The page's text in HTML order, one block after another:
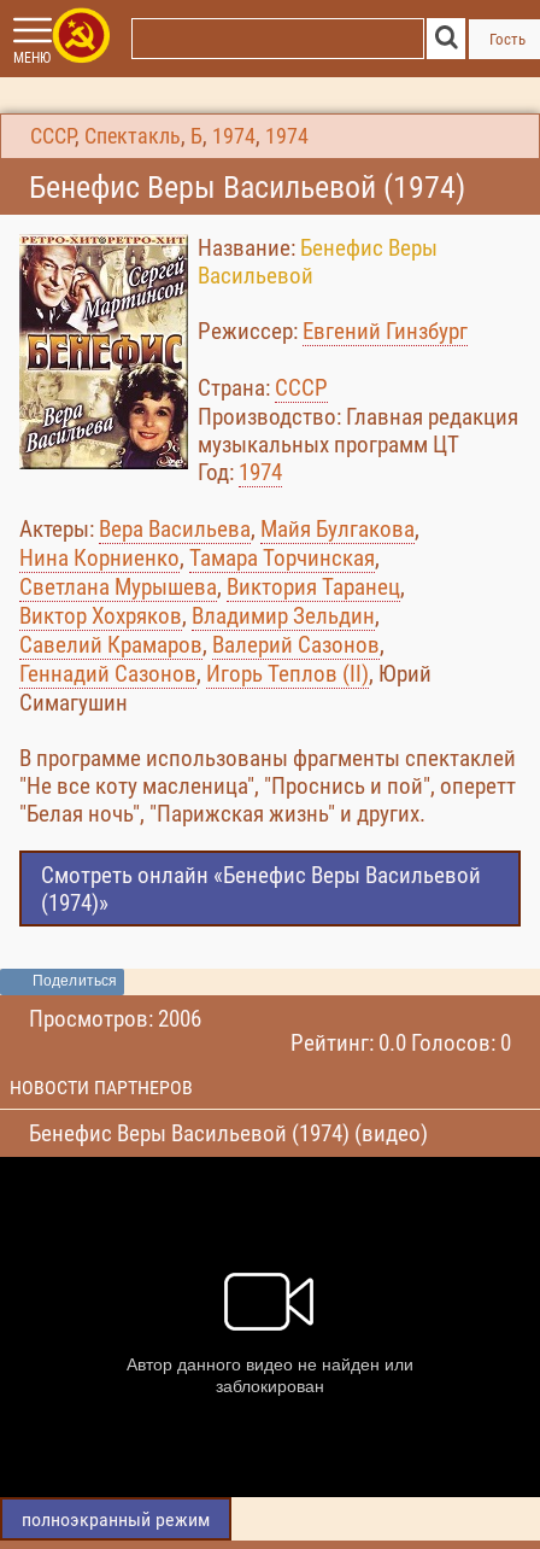
МЕНЮ
Гость
СССР, Спектакль, Б, 1974, 1974
Бенефис Веры Васильевой (1974)
Название: Бенефис Веры
Васильевой
Режиссер: Евгений Гинзбург
Страна: СССР
Производство: Главная редакция
музыкальных программ ЦТ
Год: 1974
Актеры: Вера Васильева, Майя Булгакова,
Нина Корниенко, Тамара Торчинская,
Светлана Мурышева, Виктория Таранец,
Виктор Хохряков, Владимир Зельдин,
Савелий Крамаров, Валерий Сазонов,
Геннадий Сазонов, Игорь Теплов (II), Юрий
Симагушин
В программе использованы фрагменты спектаклей
"Не все коту масленица", "Проснись и пой", оперетт
"Белая ночь", "Парижская жизнь" и других.
Смотреть онлайн «Бенефис Веры Васильевой
(1974)»
Поделиться
Просмотров: 2006
Рейтинг: 0.0 Голосов: 0
НОВОСТИ ПАРТНЕРОВ
Бенефис Веры Васильевой (1974) (видео)
полноэкранный режим